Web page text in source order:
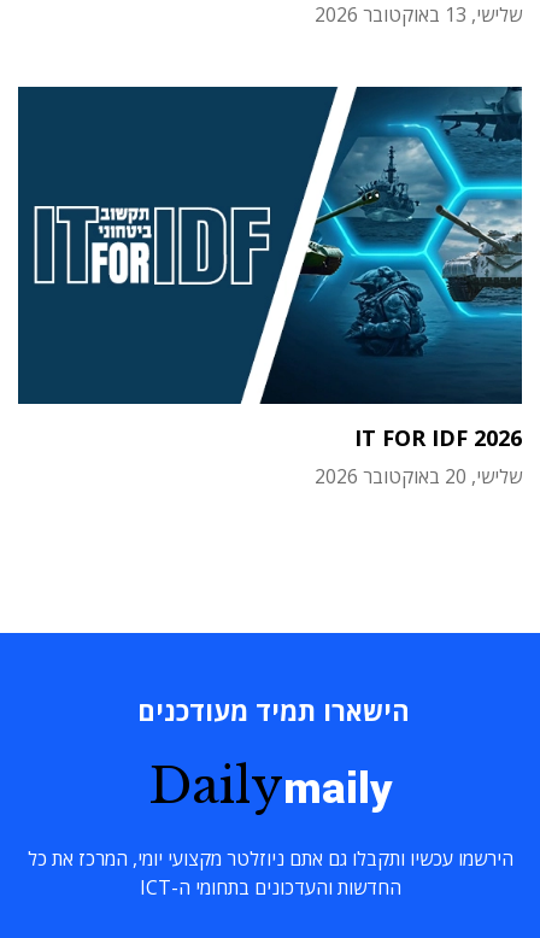
שלישי, 13 באוקטובר 2026
IT FOR IDF 2026
שלישי, 20 באוקטובר 2026
הישארו תמיד מעודכנים
Dailymaily
הירשמו עכשיו ותקבלו גם אתם ניוזלטר מקצועי יומי, המרכז את כל
החדשות והעדכונים בתחומי ה-ICT